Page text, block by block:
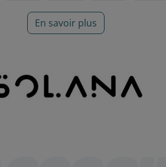
En savoir plus